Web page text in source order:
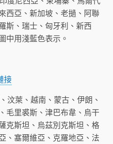
西亞、新加坡、老撾、阿聯
斯、瑞士、匈牙利、新西
中用淺藍色表示。
接
汶萊、越南、蒙古、伊朗、
毛里裘斯、津巴布韋、烏干
克斯坦、烏茲別克斯坦、格
、塞爾維亞、克羅地亞、法